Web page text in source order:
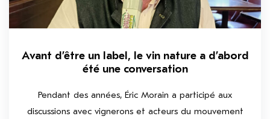
Avant d’être un label, le vin nature a d’abord
été une conversation
Pendant des années, Éric Morain a participé aux
discussions avec vignerons et acteurs du mouvement